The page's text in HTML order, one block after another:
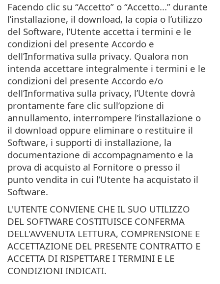
Facendo clic su “Accetto” o “Accetto...” durante
l’installazione, il download, la copia o l’utilizzo
del Software, l’Utente accetta i termini e le
condizioni del presente Accordo e
dell’Informativa sulla privacy. Qualora non
intenda accettare integralmente i termini e le
condizioni del presente Accordo e/o
dell’Informativa sulla privacy, l’Utente dovrà
prontamente fare clic sull’opzione di
annullamento, interrompere l’installazione o
il download oppure eliminare o restituire il
Software, i supporti di installazione, la
documentazione di accompagnamento e la
prova di acquisto al Fornitore o presso il
punto vendita in cui l’Utente ha acquistato il
Software.
L'UTENTE CONVIENE CHE IL SUO UTILIZZO
DEL SOFTWARE COSTITUISCE CONFERMA
DELL'AVVENUTA LETTURA, COMPRENSIONE E
ACCETTAZIONE DEL PRESENTE CONTRATTO E
ACCETTA DI RISPETTARE I TERMINI E LE
CONDIZIONI INDICATI.